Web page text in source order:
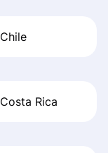
Chile
Costa Rica